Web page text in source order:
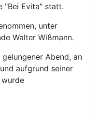
"Bei Evita" statt.
unter
Walter Wißmann.
Abend, an
aufgrund seiner